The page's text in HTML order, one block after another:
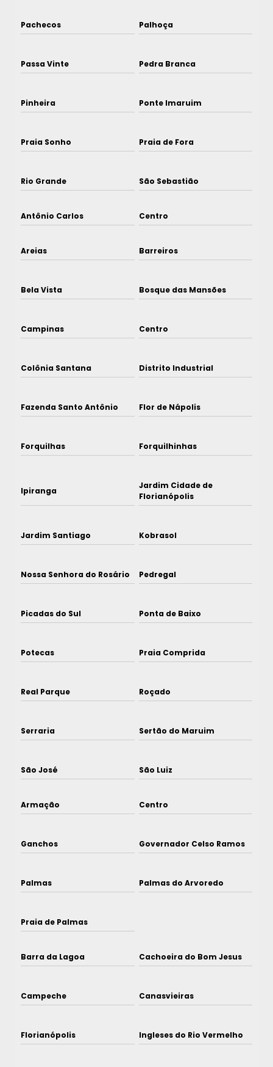
Pachecos Palhoça
Passa Vinte Pedra Branca
Pinheira Ponte Imaruim
Praia Sonho Praia de Fora
Rio Grande São Sebastião
Antônio Carlos Centro
Areias Barreiros
Bela Vista Bosque das Mansões
Campinas Centro
Colônia Santana Distrito Industrial
Fazenda Santo Antônio Flor de Nápolis
Forquilhas Forquilhinhas
Ipiranga
Jardim Cidade de
Florianópolis
Jardim Santiago Kobrasol
Nossa Senhora do Rosário Pedregal
Picadas do Sul Ponta de Baixo
Potecas Praia Comprida
Real Parque Roçado
Serraria Sertão do Maruim
São José São Luiz
Armação Centro
Ganchos Governador Celso Ramos
Palmas Palmas do Arvoredo
Praia de Palmas
Barra da Lagoa Cachoeira do Bom Jesus
Campeche Canasvieiras
Florianópolis Ingleses do Rio Vermelho